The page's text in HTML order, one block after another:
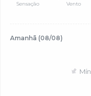
Sensação Vento
Amanhã (08/08)
Mín.